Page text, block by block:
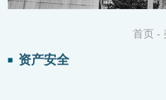
资产安全
首页 -